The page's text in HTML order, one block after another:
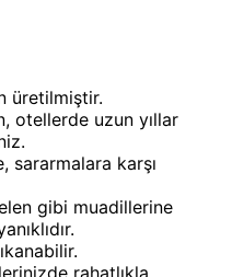
üretilmiştir.
otellerde uzun yıllar
sararmalara karşı
gibi muadillerine
rahatlıkla